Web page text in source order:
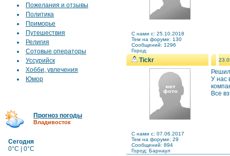
Пожелания и отзывы
Политика
Приморье
Путешествия
Религия
Сотовые операторы
Уссурийск
Хобби, увлечения
Юмор
Прогноз погоды
Владивосток
Сегодня
0°C | 0°C
C нами с: 25.10.2018
Тем на форуме: 130
Сообщений: 1296
Город:
Tickr
C нами с: 07.06.2017
Тем на форуме: 29
Сообщений: 894
Город: Барнаул
У нас
Все